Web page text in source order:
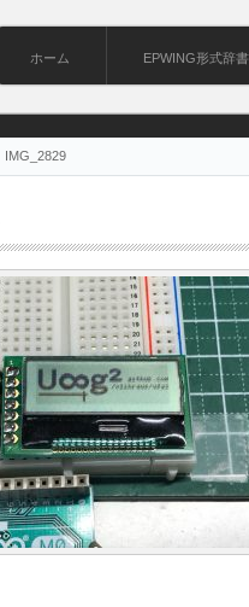
ホーム EPWING形式辞書
IMG_2829